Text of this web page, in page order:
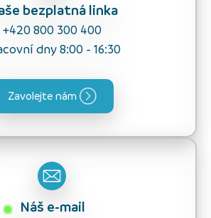
bezplatná linka
+420 800 300 400
dny 8:00 - 16:30
Zavolejte nám
Náš e-mail